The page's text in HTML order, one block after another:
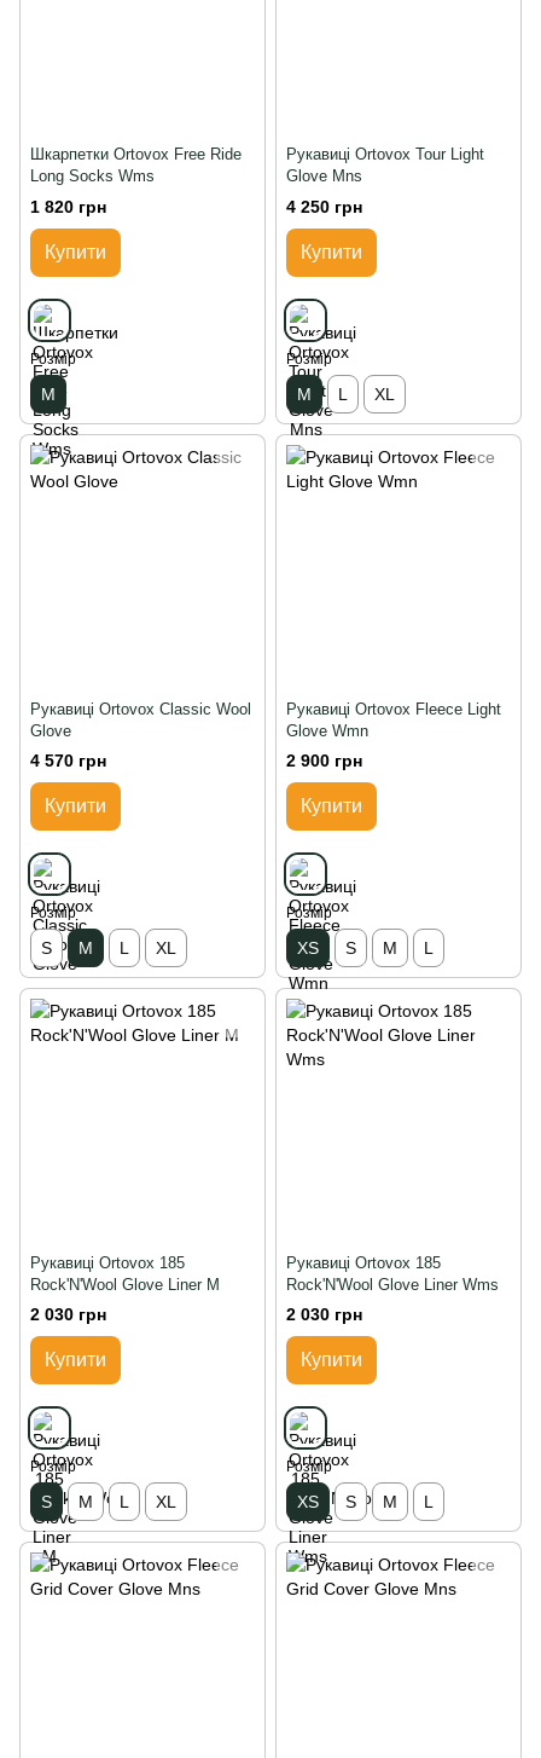
Шкарпетки Ortovox Free Ride
Long Socks Wms
1 820 грн
Купити
Розмір
M
Рукавиці Ortovox Tour Light
Glove Mns
4 250 грн
Купити
Розмір
M L XL
Рукавиці Ortovox Classic Wool
Glove
4 570 грн
Купити
Розмір
S M L XL
Рукавиці Ortovox Fleece Light
Glove Wmn
2 900 грн
Купити
Розмір
XS S M L
Рукавиці Ortovox 185
Rock'N'Wool Glove Liner M
2 030 грн
Купити
Розмір
S M L XL
Рукавиці Ortovox 185
Rock'N'Wool Glove Liner Wms
2 030 грн
Купити
Розмір
XS S M L